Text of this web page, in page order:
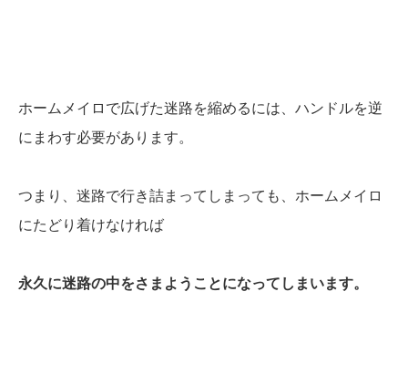
ホームメイロで広げた迷路を縮めるには、ハンドルを逆
にまわす必要があります。
つまり、迷路で行き詰まってしまっても、ホームメイロ
にたどり着けなければ
永久に迷路の中をさまようことになってしまいます。